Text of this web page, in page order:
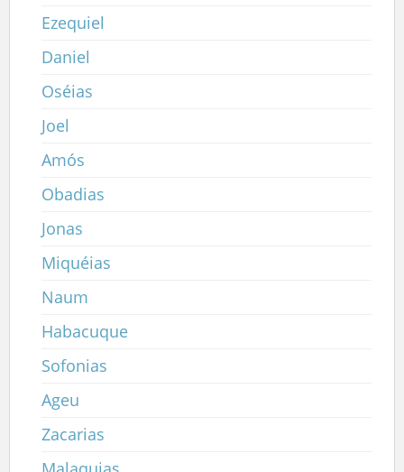
Ezequiel
Daniel
Oséias
Joel
Amós
Obadias
Jonas
Miquéias
Naum
Habacuque
Sofonias
Ageu
Zacarias